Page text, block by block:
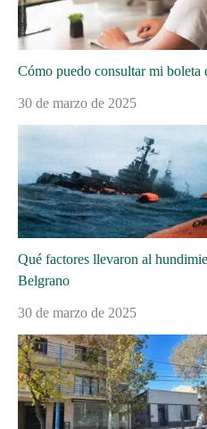
Cómo puedo consultar mi boleta
30 de marzo de 2025
Qué factores llevaron al
Belgrano
30 de marzo de 2025